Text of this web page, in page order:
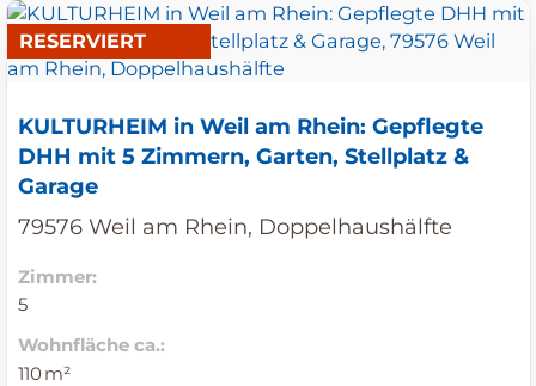
RESERVIERT
KULTURHEIM in Weil am Rhein: Gepflegte
DHH mit 5 Zimmern, Garten, Stellplatz &
Garage
79576 Weil am Rhein, Doppelhaushälfte
Zimmer:
5
Wohnfläche ca.:
110 m²